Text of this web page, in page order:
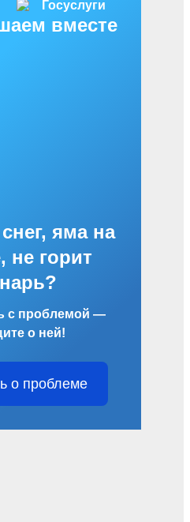
вместе
яма на
не горит
с проблемой —
о ней!
о проблеме